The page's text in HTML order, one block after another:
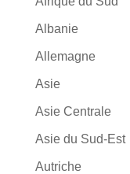
Albanie
Allemagne
Asie
Asie Centrale
Asie du Sud-Est
Autriche